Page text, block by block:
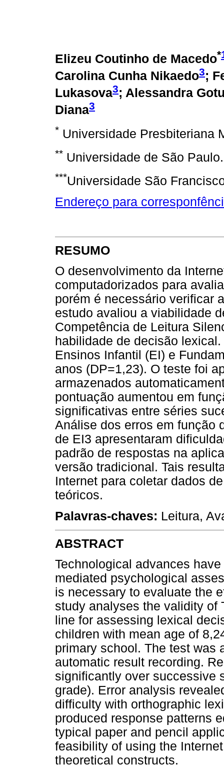
Elizeu Coutinho de Macedo*
Carolina Cunha Nikaedo3;
Lukasova3; Alessandra
Diana3
* Universidade Presbiteriana
** Universidade de São Paulo.
***Universidade São
Endereço para
RESUMO
O desenvolvimento da
computadorizados para
porém é necessário verificar
estudo avaliou a viabilidade
Competência de Leitura
habilidade de decisão
Ensinos Infantil (EI) e
anos (DP=1,23). O teste foi
armazenados
pontuação aumentou em
significativas entre séries
Análise dos erros em função
de EI3 apresentaram
padrão de respostas na
versão tradicional. Tais
Internet para coletar dados
teóricos.
Palavras-chaves: Leitura,
ABSTRACT
Technological advances
mediated psychological
is necessary to evaluate the
study analyses the validity of
line for assessing lexical
children with mean age of
primary school. The test was
automatic result recording.
significantly over successive
grade). Error analysis
difficulty with orthographic
produced response patterns
typical paper and pencil
feasibility of using the
theoretical constructs.